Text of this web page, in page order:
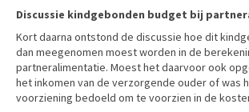
Discussie kindgebonden budget bij
Kort daarna ontstond de discussie hoe dit
dan meegenomen moest worden in de
partneralimentatie. Moest het daarvoor ook
het inkomen van de verzorgende ouder of was
voorziening bedoeld om te voorzien in de